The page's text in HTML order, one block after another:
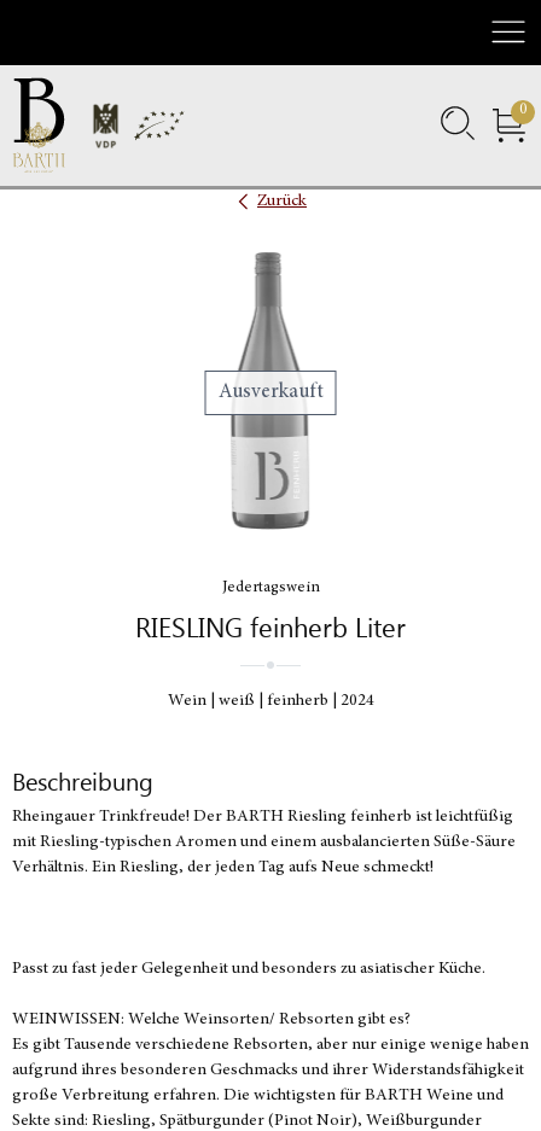
0
Zurück
Ausverkauft
Jedertagswein
RIESLING feinherb Liter
Wein weiß feinherb 2024
Beschreibung
Rheingauer Trinkfreude! Der BARTH Riesling feinherb ist leichtfüßig
mit Riesling-typischen Aromen und einem ausbalancierten Süße-Säure
Verhältnis. Ein Riesling, der jeden Tag aufs Neue schmeckt!
Passt zu fast jeder Gelegenheit und besonders zu asiatischer Küche.
WEINWISSEN: Welche Weinsorten/ Rebsorten gibt es?
Es gibt Tausende verschiedene Rebsorten, aber nur einige wenige haben
aufgrund ihres besonderen Geschmacks und ihrer Widerstandsfähigkeit
große Verbreitung erfahren. Die wichtigsten für BARTH Weine und
Sekte sind: Riesling, Spätburgunder (Pinot Noir), Weißburgunder